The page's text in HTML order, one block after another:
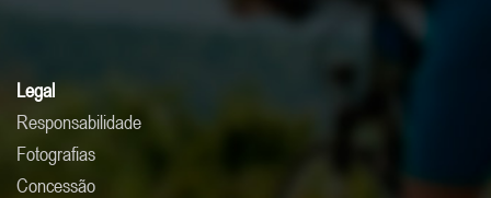
Legal
Responsabilidade
Fotografias
Concessão